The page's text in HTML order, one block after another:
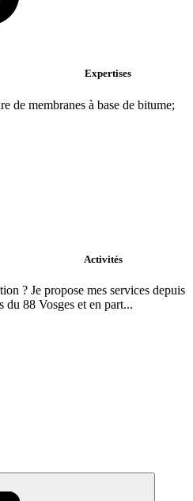
Expertises
de membranes à base de bitume;
Activités
? Je propose mes services depuis
du 88 Vosges et en part...